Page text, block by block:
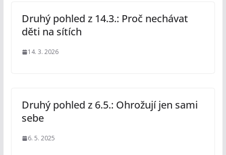
Druhý pohled z 14.3.: Proč nechávat
děti na sítích
14. 3. 2026
Druhý pohled z 6.5.: Ohrožují jen sami
sebe
6. 5. 2025